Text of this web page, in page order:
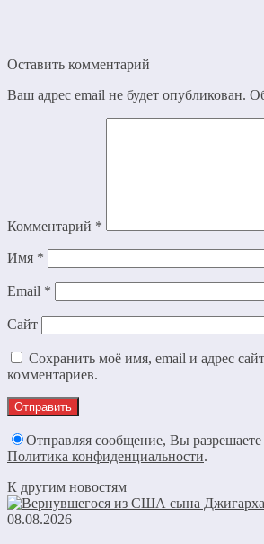
Оставить комментарий
Ваш адрес email не будет опубликован.
Комментарий *
Имя *
Email *
Сайт
Сохранить моё имя, email и адрес
комментариев.
Отправляя сообщение, Вы
Политика конфиденциальности.
К другим новостям
08.08.2026